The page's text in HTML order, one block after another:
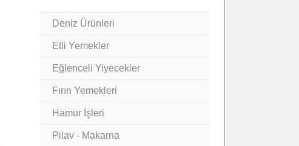
Deniz Ürünleri
Etli Yemekler
Eğlenceli Yiyecekler
Fırın Yemekleri
Hamur İşleri
Pilav - Makarna